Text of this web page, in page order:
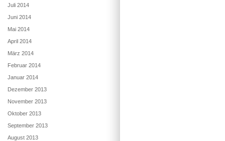
Juli 2014
Juni 2014
Mai 2014
April 2014
März 2014
Februar 2014
Januar 2014
Dezember 2013
November 2013
Oktober 2013
September 2013
August 2013